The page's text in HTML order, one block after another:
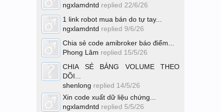
ngxlamdntd replied 22/6/26
1 link robot mua bán do tự tay...
ngxlamdntd replied 9/6/26
Chia sẻ code amibroker báo điểm...
Phong Lâm replied 15/5/26
CHIA SẺ BẢNG VOLUME THEO
DÕI...
shenlong replied 14/5/26
Xin code xuất dữ liệu chứng...
ngxlamdntd replied 5/5/26